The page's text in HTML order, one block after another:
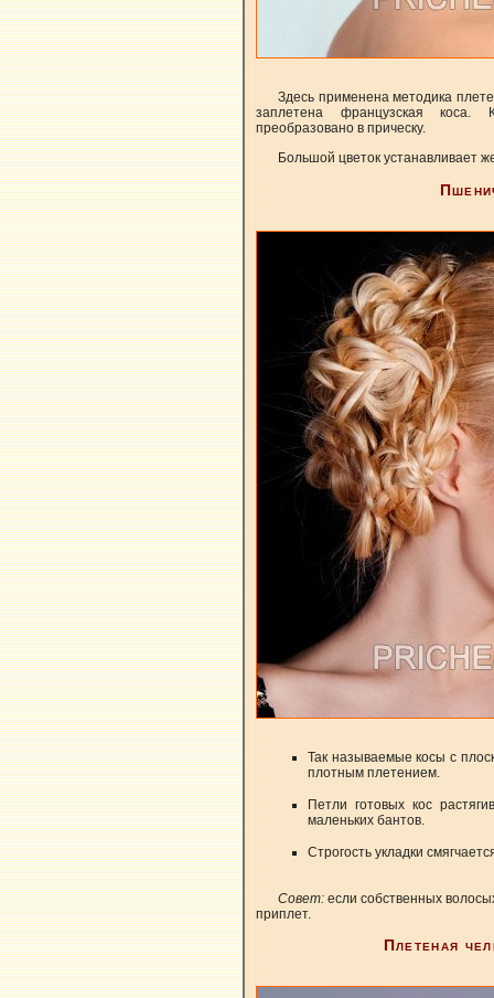
Здесь применена методика
заплетена французская коса.
преобразовано в прическу.
Большой цветок устанавливает
Так называемые косы с
плотным плетением.
Петли готовых кос
маленьких бантов.
Строгость укладки
Совет: если собственных
приплет.
Плетеная